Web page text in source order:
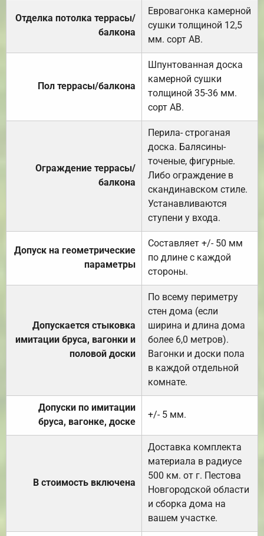
Отделка потолка террасы/
балкона
Евровагонка камерной
сушки толщиной 12,5
мм. сорт АВ.
Пол террасы/балкона
Шпунтованная доска
камерной сушки
толщиной 35-36 мм.
сорт АВ.
Ограждение террасы/
балкона
Перила- строганая
доска. Балясины-
точеные, фигурные.
Либо ограждение в
скандинавском стиле.
Устанавливаются
ступени у входа.
Допуск на геометрические
параметры
Составляет +/- 50 мм
по длине с каждой
стороны.
Допускается стыковка
имитации бруса, вагонки и
половой доски
По всему периметру
стен дома (если
ширина и длина дома
более 6,0 метров).
Вагонки и доски пола
в каждой отдельной
комнате.
Допуски по имитации
бруса, вагонке, доске
+/- 5 мм.
В стоимость включена
Доставка комплекта
материала в радиусе
500 км. от г. Пестова
Новгородской области
и сборка дома на
вашем участке.